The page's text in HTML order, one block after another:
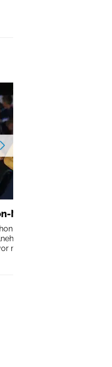
Nacht
Nacht erleben alle
einen
malerischer Kulisse.